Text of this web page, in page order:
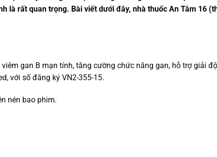
là rất quan trọng. Bài viết dưới đây, nhà thuốc An Tâm 16
gan B mạn tính, tăng cường chức năng gan, hỗ trợ giải
với số đăng ký VN2-355-15.
nén bao phim.